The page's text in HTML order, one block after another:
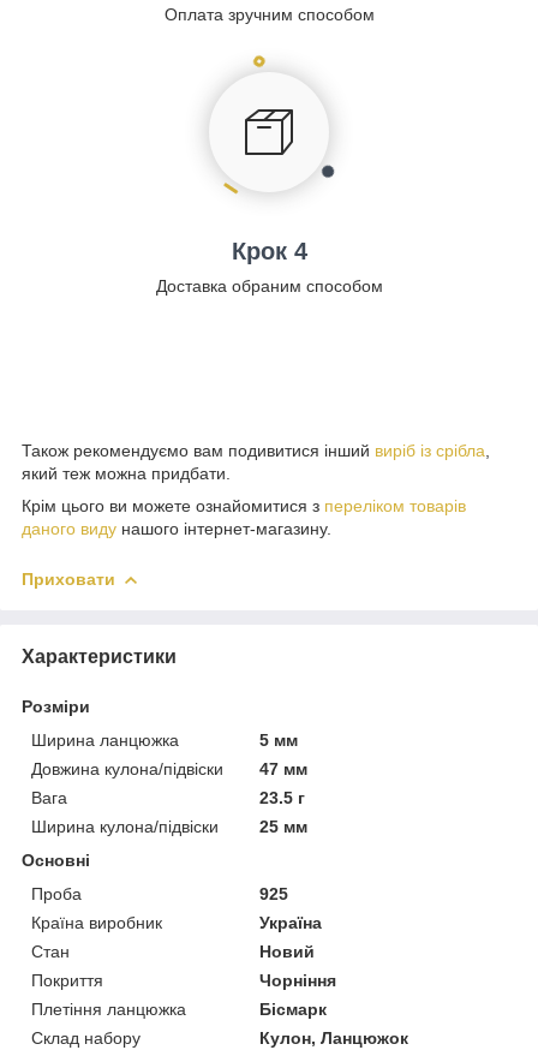
Оплата зручним способом
Крок 4
Доставка обраним способом
Також рекомендуємо вам подивитися інший виріб із срібла
який теж можна придбати.
Крім цього ви можете ознайомитися з переліком товарів
даного виду нашого інтернет-магазину.
Приховати
Характеристики
Розміри
Ширина ланцюжка
5 мм
Довжина кулона/підвіски
47 мм
Вага
23.5 г
Ширина кулона/підвіски
25 мм
Основні
Проба
925
Країна виробник
Україна
Стан
Новий
Покриття
Чорніння
Плетіння ланцюжка
Бісмарк
Склад набору
Кулон, Ланцюжок